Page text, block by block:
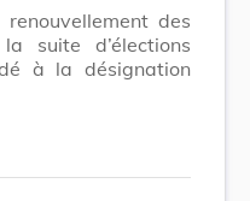
des
suite d’élections
à la désignation